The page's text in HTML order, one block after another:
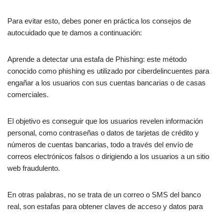
Para evitar esto, debes poner en práctica los consejos de
autocuidado que te damos a continuación:
Aprende a detectar una estafa de Phishing: este método
conocido como phishing es utilizado por ciberdelincuentes para
engañar a los usuarios con sus cuentas bancarias o de casas
comerciales.
El objetivo es conseguir que los usuarios revelen información
personal, como contraseñas o datos de tarjetas de crédito y
números de cuentas bancarias, todo a través del envío de
correos electrónicos falsos o dirigiendo a los usuarios a un sitio
web fraudulento.
En otras palabras, no se trata de un correo o SMS del banco
real, son estafas para obtener claves de acceso y datos para